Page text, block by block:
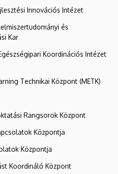
Innovációs Intézet
és
Kar
Koordinációs Intézet
Technikai Központ (METK)
Rangsorok Központ
Központja
Központja
Koordináló Központ